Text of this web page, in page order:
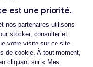
est une priorité.
du
nos partenaires utilisons
stocker, consulter et
votre visite sur ce site
de cookie. À tout moment,
cliquant sur « Mes
sites de